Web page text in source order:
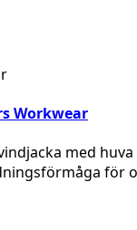
Workwear
med
för